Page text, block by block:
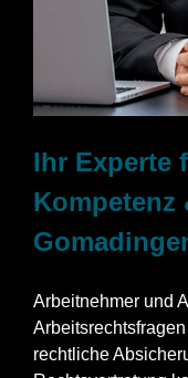
Ihr Experte
Kompetenz
Arbeitnehmer und
rechtliche